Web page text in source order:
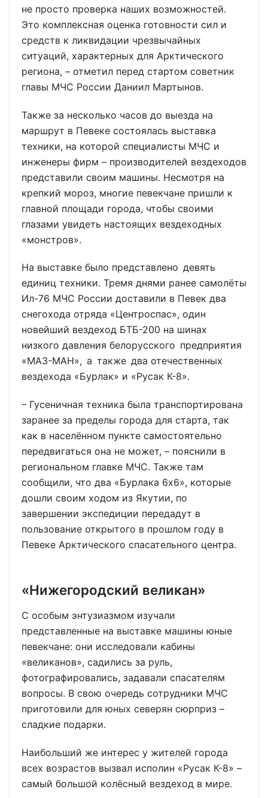
не просто проверка наших возможностей.
Это комплексная оценка готовности сил и
средств к ликвидации чрезвычайных
ситуаций, характерных для Арктического
региона, – отметил перед стартом советник
главы МЧС России Даниил Мартынов.
Также за несколько часов до выезда на
маршрут в Певеке состоялась выставка
техники, на которой специалисты МЧС и
инженеры фирм – производителей вездеходов
представили своим машины. Несмотря на
крепкий мороз, многие певекчане пришли к
главной площади города, чтобы своими
глазами увидеть настоящих вездеходных
«монстров».
На выставке было представлено девять
единиц техники. Тремя днями ранее самолёты
Ил-76 МЧС России доставили в Певек два
снегохода отряда «Центроспас», один
новейший вездеход БТБ-200 на шинах
низкого давления белорусского предприятия
«МАЗ-МАН», а также два отечественных
вездехода «Бурлак» и «Русак К-8».
– Гусеничная техника была транспортирована
заранее за пределы города для старта, так
как в населённом пункте самостоятельно
передвигаться она не может, – пояснили в
региональном главке МЧС. Также там
сообщили, что два «Бурлака 6х6», которые
дошли своим ходом из Якутии, по
завершении экспедиции передадут в
пользование открытого в прошлом году в
Певеке Арктического спасательного центра.
«Нижегородский великан»
С особым энтузиазмом изучали
представленные на выставке машины юные
певекчане: они исследовали кабины
«великанов», садились за руль,
фотографировались, задавали спасателям
вопросы. В свою очередь сотрудники МЧС
приготовили для юных северян сюрприз –
сладкие подарки.
Наибольший же интерес у жителей города
всех возрастов вызвал исполин «Русак К-8» –
самый большой колёсный вездеход в мире.